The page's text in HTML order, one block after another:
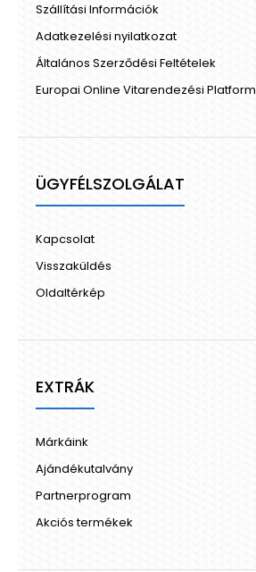
Szállítási Információk
Adatkezelési nyilatkozat
Általános Szerződési Feltételek
Europai Online Vitarendezési Platform
ÜGYFÉLSZOLGÁLAT
Kapcsolat
Visszaküldés
Oldaltérkép
EXTRÁK
Márkáink
Ajándékutalvány
Partnerprogram
Akciós termékek